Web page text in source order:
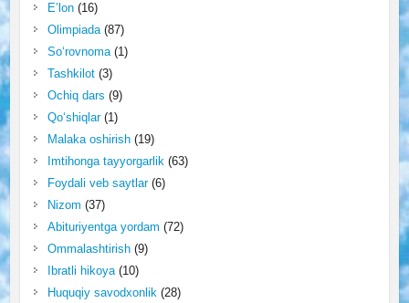
E’lon(16)
Olimpiada(87)
So‘rovnoma(1)
Tashkilot(3)
Ochiq dars (9)
Qo‘shiqlar(1)
Malaka oshirish(19)
Imtihonga tayyorgarlik(63)
Foydali veb saytlar(6)
Nizom (37)
Abituriyentga yordam (72)
Ommalashtirish(9)
Ibratli hikoya(10)
Huquqiy savodxonlik(28)